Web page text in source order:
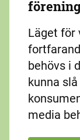
Läget för
behövs i
kunna
media